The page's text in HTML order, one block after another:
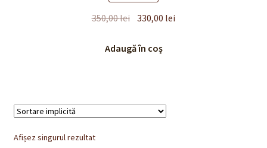
350,00lei Prețul
a
330,00 lei
Adaugă în coș
Afișez singurul rezultat